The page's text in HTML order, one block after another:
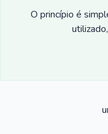
O princípio é